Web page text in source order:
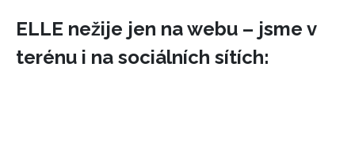
ELLE nežije jen na webu – jsme v
terénu i na sociálních sítích: